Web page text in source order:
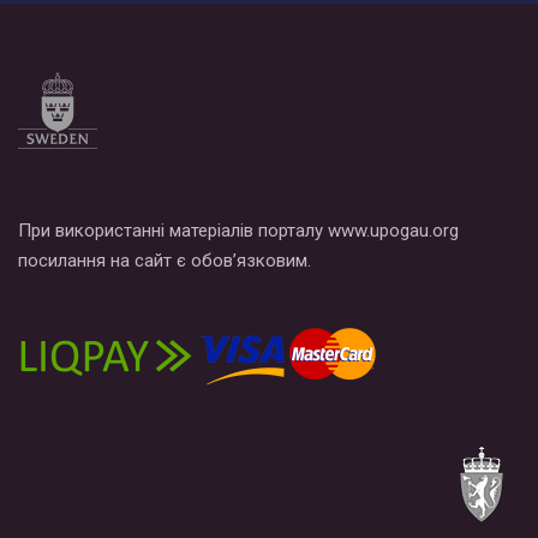
При використанні матеріалів порталу www.upogau.org
посилання на сайт є обов’язковим.